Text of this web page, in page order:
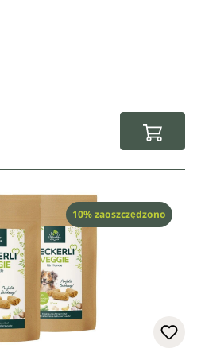
Rabat
10% zaoszczędzono